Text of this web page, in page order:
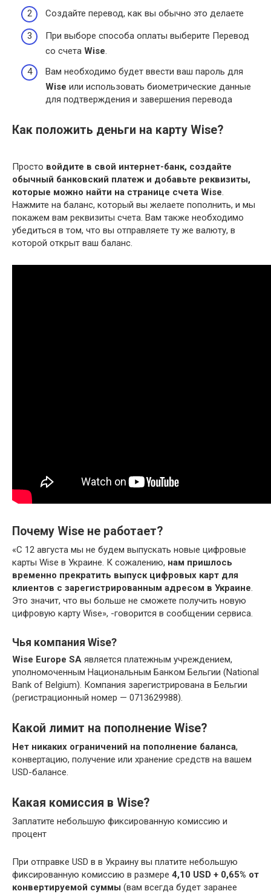
Создайте перевод, как вы обычно это делаете
При выборе способа оплаты выберите Перевод
со счета Wise.
Вам необходимо будет ввести ваш пароль для
Wise или использовать биометрические данные
для подтверждения и завершения перевода
Как положить деньги на карту Wise?
Просто войдите в свой интернет-банк, создайте
обычный банковский платеж и добавьте реквизиты,
которые можно найти на странице счета Wise.
Нажмите на баланс, который вы желаете пополнить, и мы
покажем вам реквизиты счета. Вам также необходимо
убедиться в том, что вы отправляете ту же валюту, в
которой открыт ваш баланс.
Почему Wise не работает?
«С 12 августа мы не будем выпускать новые цифровые
карты Wise в Украине. К сожалению, нам пришлось
временно прекратить выпуск цифровых карт для
клиентов с зарегистрированным адресом в Украине.
Это значит, что вы больше не сможете получить новую
цифровую карту Wise», -говорится в сообщении сервиса.
Чья компания Wise?
Wise Europe SA является платежным учреждением,
уполномоченным Национальным Банком Бельгии (National
Bank of Belgium). Компания зарегистрирована в Бельгии
(регистрационный номер — 0713629988).
Какой лимит на пополнение Wise?
Нет никаких ограничений на пополнение баланса,
конвертацию, получение или хранение средств на вашем
USD-балансе.
Какая комиссия в Wise?
Заплатите небольшую фиксированную комиссию и
процент
При отправке USD в в Украину вы платите небольшую
фиксированную комиссию в размере 4,10 USD + 0,65% от
конвертируемой суммы (вам всегда будет заранее